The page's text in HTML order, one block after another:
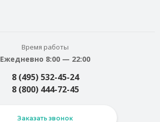
Время работы
Ежедневно 8:00 — 22:00
8 (495) 532-45-24
8 (800) 444-72-45
Заказать звонок